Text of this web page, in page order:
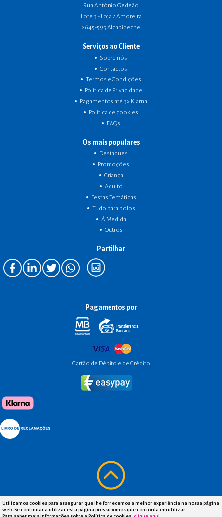
Rua António Gedeão
Lote 3 - Loja 2 Amoreira
2645-595 Alcabideche
Serviços ao Cliente
Sobre nós
Contactos
Termos e Condições
Política de Privacidade
Pagamentos até 3x Klarna
Política de cookies
FAQs
Os mais populares
Destaques
Promoções
Criança
Adulto
Festas Temáticas
Tudo para bolos
À Medida
Outros
Partilhar
Pagamentos por
Cartão de Débito e de Crédito
Utilizamos cookies para assegurar que lhe fornecemos a melhor experiência na nossa página
web. Se continuar a utilizar esta página pressupomos que concorda em utilizar.
Para saber mais informações sobre a Política de cookies, clique aqui